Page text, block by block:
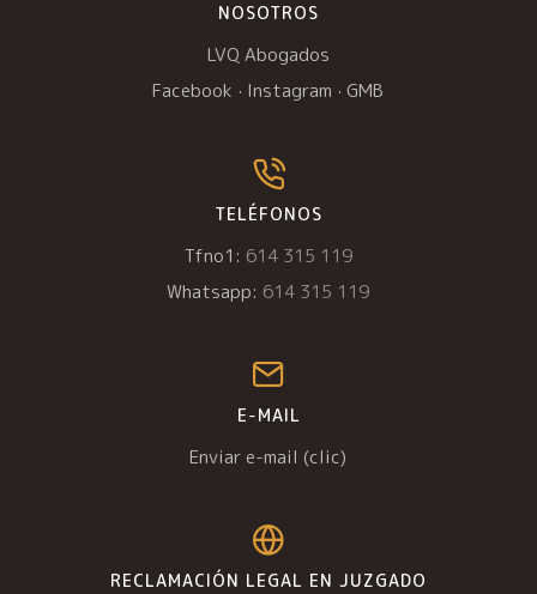
NOSOTROS
LVQ Abogados
Facebook · Instagram · GMB
TELÉFONOS
Tfno1: 614 315 119
Whatsapp: 614 315 119
E-MAIL
Enviar e-mail (clic)
RECLAMACIÓN LEGAL EN JUZGADO